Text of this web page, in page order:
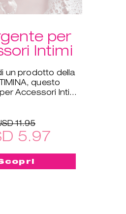
per
Intimi
un prodotto della
questo
Accessori Intimi
11.95
5.97